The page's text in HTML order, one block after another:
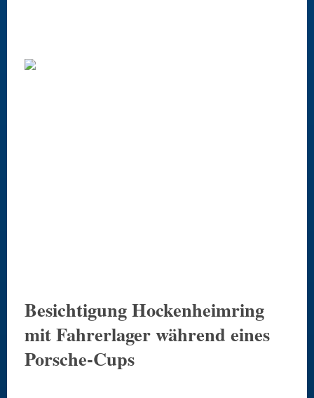
Besichtigung Hockenheimring
mit Fahrerlager während eines
Porsche-Cups